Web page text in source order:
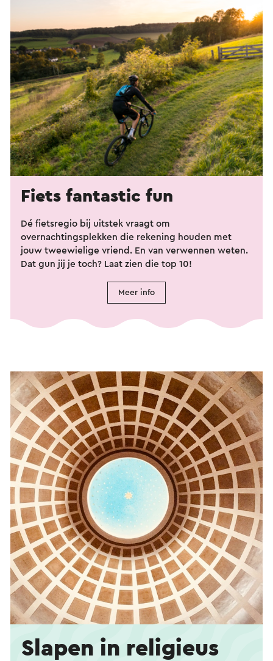
Fiets fantastic fun
Dé fietsregio bij uitstek vraagt om
overnachtingsplekken die rekening houden met
jouw tweewielige vriend. En van verwennen weten.
Dat gun jij je toch? Laat zien die top 10!
Meer info
Slapen in religieus